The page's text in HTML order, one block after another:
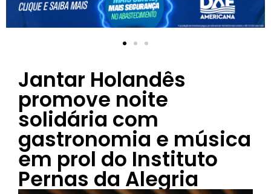
Jantar Holandês
promove noite
solidária com
gastronomia e música
em prol do Instituto
Pernas da Alegria